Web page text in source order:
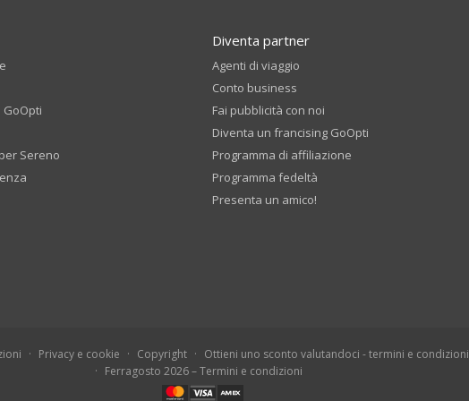
Sereno
Diventa partner
Agenti di viaggio
Conto business
Fai pubblicità con noi
Diventa un francising GoOpti
Programma di affiliazione
Programma fedeltà
Presenta un amico!
Privacy e cookie Copyright Ottieni uno sconto valutandoci - termini e condizioni
Ferragosto 2026 – Termini e condizioni